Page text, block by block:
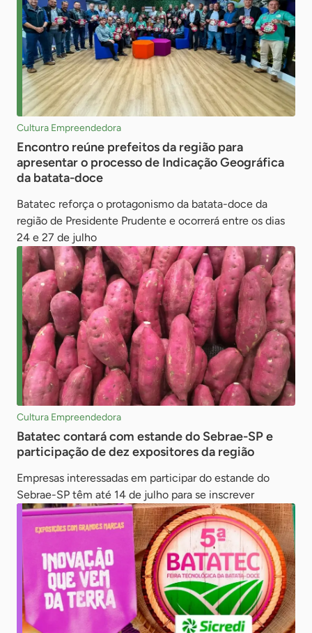
Cultura Empreendedora
Encontro reúne prefeitos da região para
apresentar o processo de Indicação Geográfica
da batata-doce
Batatec reforça o protagonismo da batata-doce da
região de Presidente Prudente e ocorrerá entre os dias
24 e 27 de julho
Cultura Empreendedora
Batatec contará com estande do Sebrae-SP e
participação de dez expositores da região
Empresas interessadas em participar do estande do
Sebrae-SP têm até 14 de julho para se inscrever